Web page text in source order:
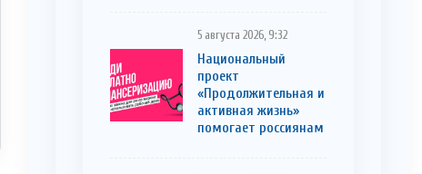
5 августа 2026, 9:32
Национальный
проект
«Продолжительная и
активная жизнь»
помогает россиянам